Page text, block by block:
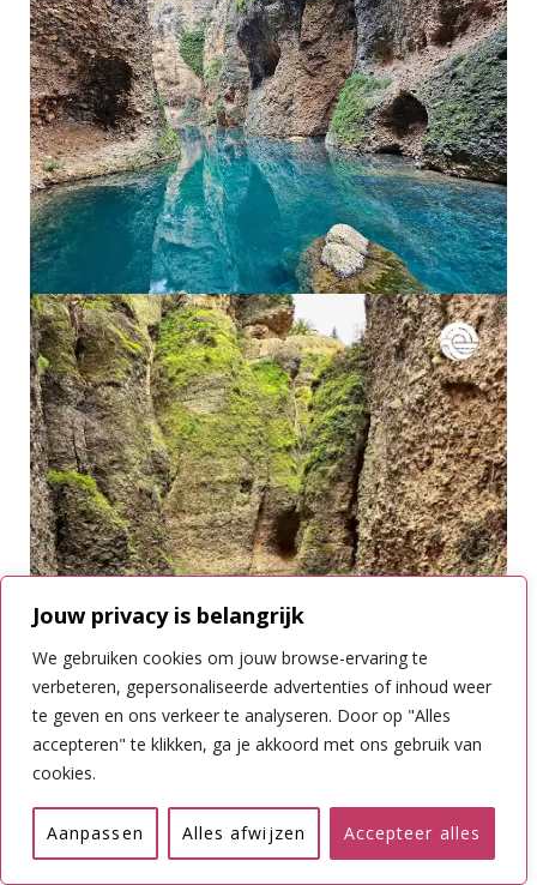
Jouw privacy is belangrijk
We gebruiken cookies om jouw browse-ervaring te
verbeteren, gepersonaliseerde advertenties of inhoud weer
te geven en ons verkeer te analyseren. Door op "Alles
accepteren" te klikken, ga je akkoord met ons gebruik van
cookies.
Aanpassen Alles afwijzen Accepteer alles